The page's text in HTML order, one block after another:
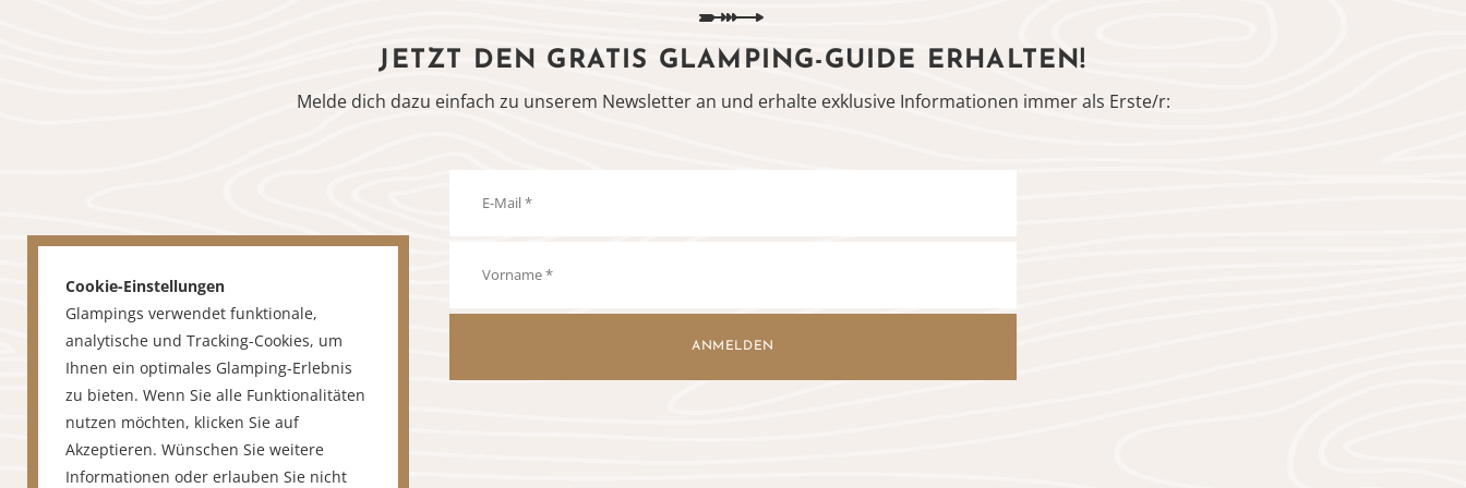
JETZT DEN GRATIS GLAMPING-GUIDE ERHALTEN!
Melde dich dazu einfach zu unserem Newsletter an und erhalte exklusive Informationen immer als Erste/r:
ANMELDEN
Cookie-Einstellungen
Glampings verwendet funktionale,
analytische und Tracking-Cookies, um
Ihnen ein optimales Glamping-Erlebnis
zu bieten. Wenn Sie alle Funktionalitäten
nutzen möchten, klicken Sie auf
Akzeptieren. Wünschen Sie weitere
Informationen oder erlauben Sie nicht